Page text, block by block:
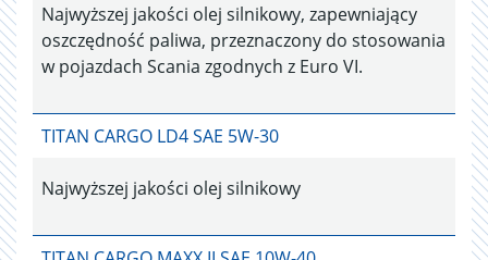
Najwyższej jakości olej silnikowy, zapewniający
oszczędność paliwa, przeznaczony do stosowania
w pojazdach Scania zgodnych z Euro VI.
TITAN CARGO LD4 SAE 5W-30
Najwyższej jakości olej silnikowy